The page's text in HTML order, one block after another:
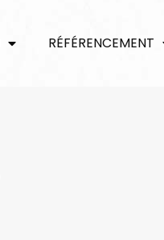
RÉFÉRENCEMENT